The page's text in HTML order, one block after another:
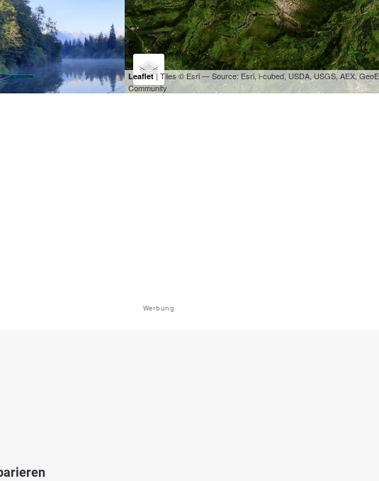
87527 Ofterschwang
Leaflet| Tiles © Esri — Source: Esri, i-cubed, USDA, USGS, AEX,
Community
Werbung